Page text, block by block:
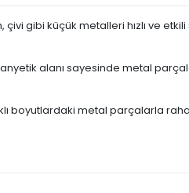
gibi küçük metalleri hızlı ve
alanı sayesinde metal
boyutlardaki metal parçalarla